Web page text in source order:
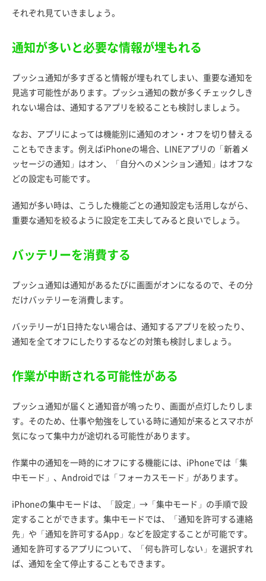
それぞれ見ていきましょう。
通知が多いと必要な情報が埋もれる
プッシュ通知が多すぎると情報が埋もれてしまい、重要な通知を
見逃す可能性があります。プッシュ通知の数が多くチェックしき
れない場合は、通知するアプリを絞ることも検討しましょう。
なお、アプリによっては機能別に通知のオン・オフを切り替える
こともできます。例えばiPhoneの場合、LINEアプリの「新着メ
ッセージの通知」はオン、「自分へのメンション通知」はオフな
どの設定も可能です。
通知が多い時は、こうした機能ごとの通知設定も活用しながら、
重要な通知を絞るように設定を工夫してみると良いでしょう。
バッテリーを消費する
プッシュ通知は通知があるたびに画面がオンになるので、その分
だけバッテリーを消費します。
バッテリーが1日持たない場合は、通知するアプリを絞ったり、
通知を全てオフにしたりするなどの対策も検討しましょう。
作業が中断される可能性がある
プッシュ通知が届くと通知音が鳴ったり、画面が点灯したりしま
す。そのため、仕事や勉強をしている時に通知が来るとスマホが
気になって集中力が途切れる可能性があります。
作業中の通知を一時的にオフにする機能には、iPhoneでは「集
中モード」、Androidでは「フォーカスモード」があります。
iPhoneの集中モードは、「設定」→「集中モード」の手順で設
定することができます。集中モードでは、「通知を許可する連絡
先」や「通知を許可するApp」などを設定することが可能です。
通知を許可するアプリについて、「何も許可しない」を選択すれ
ば、通知を全て停止することもできます。